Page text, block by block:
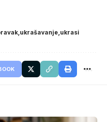
ukrašavanje ukrasi